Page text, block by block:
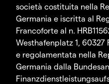
società costituita nella
Germania e iscritta al
Francoforte al n.
Westhafenplatz 1,
e regolamentata nella
Germania dalla